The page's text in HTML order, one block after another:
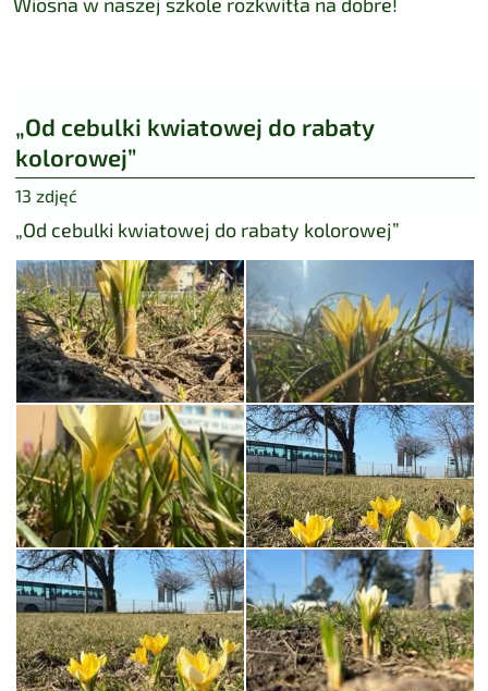
„Od cebulki kwiatowej do rabaty
kolorowej”
13 zdjęć
„Od cebulki kwiatowej do rabaty kolorowej”